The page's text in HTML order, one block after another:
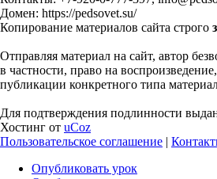
Домен: https://pedsovet.su/
Копирование материалов сайта строго
Отправляя материал на сайт, автор
в частности, право на
публикации конкретного типа
Для подтверждения подлинности
Хостинг от uCoz
Пользовательское соглашение |
Опубликовать урок